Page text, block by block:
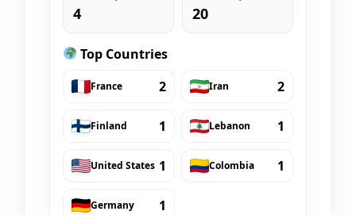
4 20
Top Countries
France 2 Iran 2
Finland 1 Lebanon 1
United States 1 Colombia 1
Germany 1